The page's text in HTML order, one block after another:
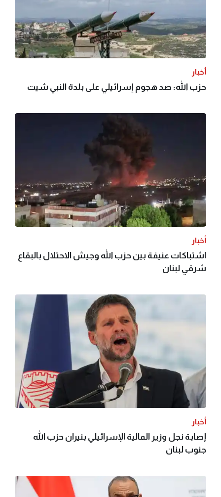
أخبار
حزب الله: صد هجوم إسرائيلي على بلدة النبي شيت
أخبار
اشتباكات عنيفة بين حزب الله وجيش الاحتلال بالبقاع
شرقي لبنان
أخبار
إصابة نجل وزير المالية الإسرائيلي بنيران حزب الله
جنوب لبنان